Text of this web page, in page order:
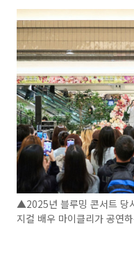
▲2025년 블루밍 콘서트 당
지컬 배우 마이클리가 공연